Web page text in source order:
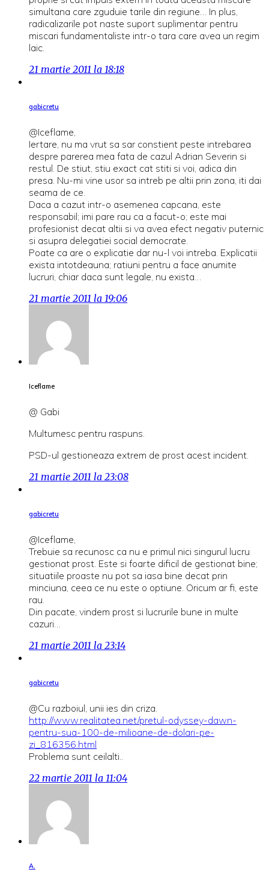
simultana care zguduie tarile din regiune… In plus,
radicalizarile pot naste suport suplimentar pentru
miscari fundamentaliste intr-o tara care avea un regim
laic.
21 martie 2011 la 18:18
gabicretu
@Iceflame,
Iertare, nu ma vrut sa sar constient peste intrebarea
despre parerea mea fata de cazul Adrian Severin si
restul. De stiut, stiu exact cat stiti si voi, adica din
presa. Nu-mi vine usor sa intreb pe altii prin zona, iti dai
seama de ce.
Daca a cazut intr-o asemenea capcana, este
responsabil; imi pare rau ca a facut-o; este mai
profesionist decat altii si va avea efect negativ puternic
si asupra delegatiei social democrate.
Poate ca are o explicatie dar nu-l voi intreba. Explicatii
exista intotdeauna; ratiuni pentru a face anumite
lucruri, chiar daca sunt legale, nu exista…
21 martie 2011 la 19:06
Iceflame
@ Gabi
Multumesc pentru raspuns.
PSD-ul gestioneaza extrem de prost acest incident.
21 martie 2011 la 23:08
gabicretu
@Iceflame,
Trebuie sa recunosc ca nu e primul nici singurul lucru
gestionat prost. Este si foarte dificil de gestionat bine;
situatiile proaste nu pot sa iasa bine decat prin
minciuna, ceea ce nu este o optiune. Oricum ar fi, este
rau.
Din pacate, vindem prost si lucrurile bune in multe
cazuri…
21 martie 2011 la 23:14
gabicretu
@Cu razboiul, unii ies din criza.
http://www.realitatea.net/pretul-odyssey-dawn-
pentru-sua-100-de-milioane-de-dolari-pe-
zi_816356.html
Problema sunt ceilalti..
22 martie 2011 la 11:04
A.